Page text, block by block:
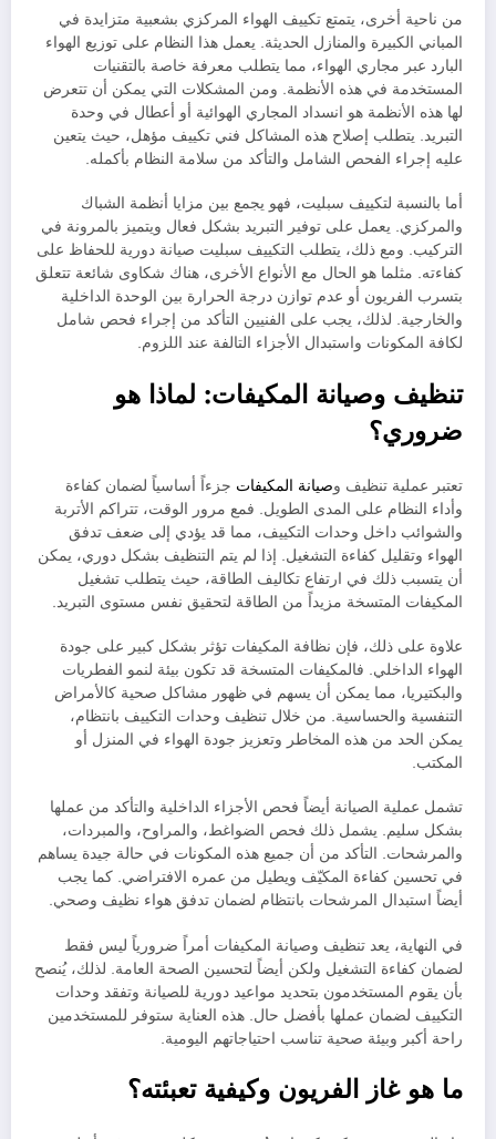
من ناحية أخرى، يتمتع تكييف الهواء المركزي بشعبية متزايدة في
المباني الكبيرة والمنازل الحديثة. يعمل هذا النظام على توزيع الهواء
البارد عبر مجاري الهواء، مما يتطلب معرفة خاصة بالتقنيات
المستخدمة في هذه الأنظمة. ومن المشكلات التي يمكن أن تتعرض
لها هذه الأنظمة هو انسداد المجاري الهوائية أو أعطال في وحدة
التبريد. يتطلب إصلاح هذه المشاكل فني تكييف مؤهل، حيث يتعين
عليه إجراء الفحص الشامل والتأكد من سلامة النظام بأكمله.
أما بالنسبة لتكييف سبليت، فهو يجمع بين مزايا أنظمة الشباك
والمركزي. يعمل على توفير التبريد بشكل فعال ويتميز بالمرونة في
التركيب. ومع ذلك، يتطلب التكييف سبليت صيانة دورية للحفاظ على
كفاءته. مثلما هو الحال مع الأنواع الأخرى، هناك شكاوى شائعة تتعلق
بتسرب الفريون أو عدم توازن درجة الحرارة بين الوحدة الداخلية
والخارجية. لذلك، يجب على الفنيين التأكد من إجراء فحص شامل
لكافة المكونات واستبدال الأجزاء التالفة عند اللزوم.
تنظيف وصيانة المكيفات: لماذا هو
ضروري؟
تعتبر عملية تنظيف وصيانة المكيفات جزءاً أساسياً لضمان كفاءة
وأداء النظام على المدى الطويل. فمع مرور الوقت، تتراكم الأتربة
والشوائب داخل وحدات التكييف، مما قد يؤدي إلى ضعف تدفق
الهواء وتقليل كفاءة التشغيل. إذا لم يتم التنظيف بشكل دوري، يمكن
أن يتسبب ذلك في ارتفاع تكاليف الطاقة، حيث يتطلب تشغيل
المكيفات المتسخة مزيداً من الطاقة لتحقيق نفس مستوى التبريد.
علاوة على ذلك، فإن نظافة المكيفات تؤثر بشكل كبير على جودة
الهواء الداخلي. فالمكيفات المتسخة قد تكون بيئة لنمو الفطريات
والبكتيريا، مما يمكن أن يسهم في ظهور مشاكل صحية كالأمراض
التنفسية والحساسية. من خلال تنظيف وحدات التكييف بانتظام،
يمكن الحد من هذه المخاطر وتعزيز جودة الهواء في المنزل أو
المكتب.
تشمل عملية الصيانة أيضاً فحص الأجزاء الداخلية والتأكد من عملها
بشكل سليم. يشمل ذلك فحص الضواغط، والمراوح، والمبردات،
والمرشحات. التأكد من أن جميع هذه المكونات في حالة جيدة يساهم
في تحسين كفاءة المكيّف ويطيل من عمره الافتراضي. كما يجب
أيضاً استبدال المرشحات بانتظام لضمان تدفق هواء نظيف وصحي.
في النهاية، يعد تنظيف وصيانة المكيفات أمراً ضرورياً ليس فقط
لضمان كفاءة التشغيل ولكن أيضاً لتحسين الصحة العامة. لذلك، يُنصح
بأن يقوم المستخدمون بتحديد مواعيد دورية للصيانة وتفقد وحدات
التكييف لضمان عملها بأفضل حال. هذه العناية ستوفر للمستخدمين
راحة أكبر وبيئة صحية تناسب احتياجاتهم اليومية.
ما هو غاز الفريون وكيفية تعبئته؟